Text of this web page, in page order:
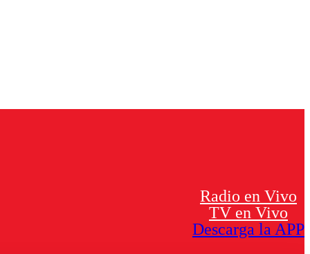
Radio en Vivo
TV en Vivo
Descarga la APP